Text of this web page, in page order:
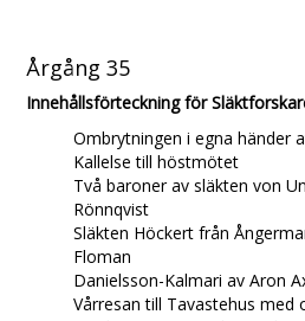
Årgång 35
Innehållsförteckning för
Ombrytningen i egna händer
Kallelse till höstmötet
Två baroner av släkten von
Rönnqvist
Släkten Höckert från
Floman
Danielsson-Kalmari av Aron
Vårresan till Tavastehus med